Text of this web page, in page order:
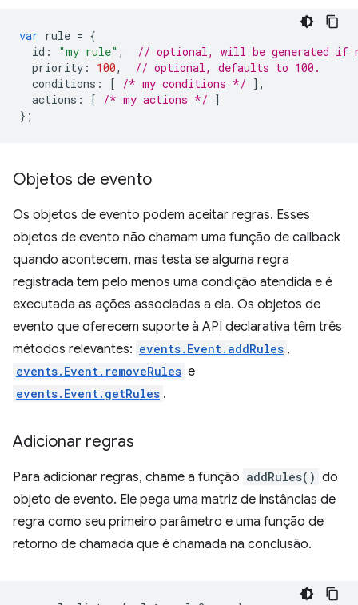
var rule = {
id : "my rule" ,
// optional, will be generated if
priority : 100,
// optional, defaults to 100.
conditions : [ /* my conditions */ ],
actions : [ /* my actions */ ]
};
Objetos de evento
Os objetos de evento podem aceitar regras. Esses
objetos de evento não chamam uma função de callback
quando acontecem, mas testa se alguma regra
registrada tem pelo menos uma condição atendida e é
executada as ações associadas a ela. Os objetos de
evento que oferecem suporte à API declarativa têm três
métodos relevantes: events.Event.addRules ,
events.Event.removeRules e
events.Event.getRules .
Adicionar regras
Para adicionar regras, chame a função addRules() do
objeto de evento. Ele pega uma matriz de instâncias de
regra como seu primeiro parâmetro e uma função de
retorno de chamada que é chamada na conclusão.